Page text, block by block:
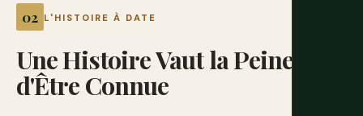
L'HISTOIRE À DATE
UneHistoireVautlaPeine
d'ÊtreConnue